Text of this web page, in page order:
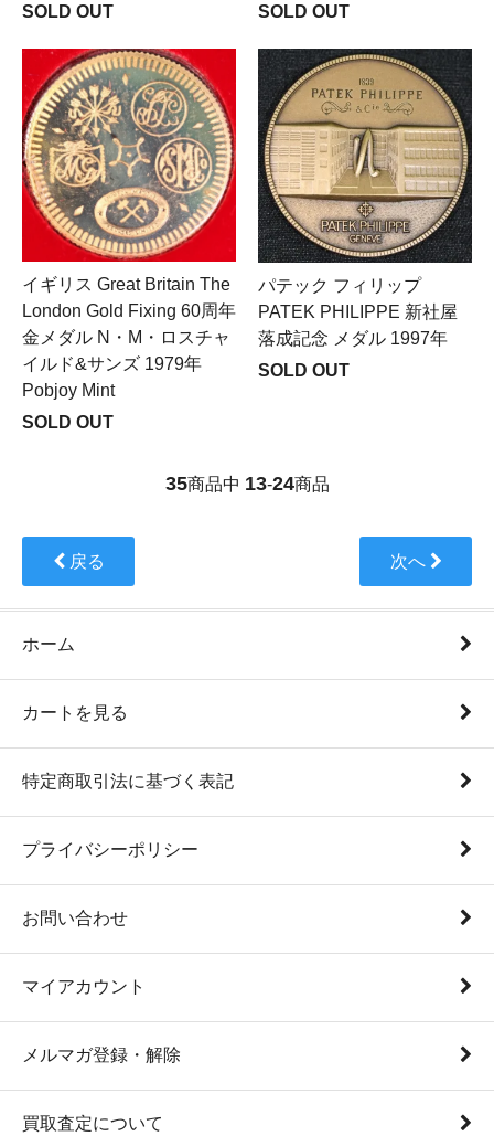
SOLD OUT
SOLD OUT
イギリス Great Britain The
London Gold Fixing 60周年
金メダル N・M・ロスチャ
イルド&サンズ 1979年
Pobjoy Mint
SOLD OUT
パテック フィリップ
PATEK PHILIPPE 新社屋
落成記念 メダル 1997年
SOLD OUT
35商品中 13-24商品
戻る 次へ
ホーム
カートを見る
特定商取引法に基づく表記
プライバシーポリシー
お問い合わせ
マイアカウント
メルマガ登録・解除
買取査定について